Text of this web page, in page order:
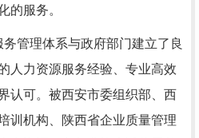
的服务。
管理体系与政府部门建立了良
人力资源服务经验、专业高效
认可。被西安市委组织部、西
训机构、陕西省企业质量管理